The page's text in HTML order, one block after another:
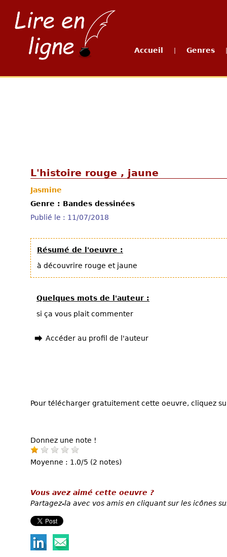
Accueil Genres
L'histoire rouge , jaune
Jasmine
Genre : Bandes dessinées
Publié le : 11/07/2018
Résumé de l'oeuvre :
à découvrire rouge et jaune
Quelques mots de l'auteur :
si ça vous plait commenter
Accéder au profil de l'auteur
Pour télécharger gratuitement cette oeuvre, cliquez
Donnez une note !
Moyenne : 1.0/5 (2 notes)
Vous avez aimé cette oeuvre ?
Partagez-la avec vos amis en cliquant sur les icônes